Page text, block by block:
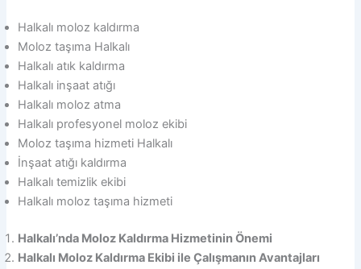
Halkalı moloz kaldırma
Moloz taşıma Halkalı
Halkalı atık kaldırma
Halkalı inşaat atığı
Halkalı moloz atma
Halkalı profesyonel moloz ekibi
Moloz taşıma hizmeti Halkalı
İnşaat atığı kaldırma
Halkalı temizlik ekibi
Halkalı moloz taşıma hizmeti
Halkalı’nda Moloz Kaldırma Hizmetinin Önemi
Halkalı Moloz Kaldırma Ekibi ile Çalışmanın Avantajları